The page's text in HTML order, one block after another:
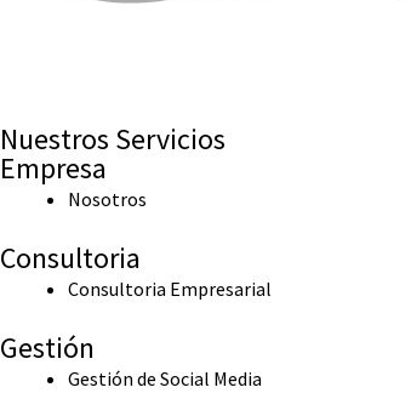
Nuestros Servicios
Empresa
Nosotros
Consultoria
Consultoria Empresarial
Gestión
Gestión de Social Media